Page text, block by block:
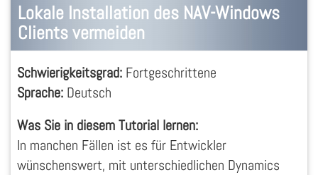
Lokale Installation des NAV-Windows
Clients vermeiden
Schwierigkeitsgrad: Fortgeschrittene
Sprache: Deutsch
Was Sie in diesem Tutorial lernen:
In manchen Fällen ist es für Entwickler
wünschenswert, mit unterschiedlichen Dynamics